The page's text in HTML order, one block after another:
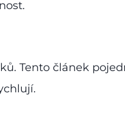
Tento článek